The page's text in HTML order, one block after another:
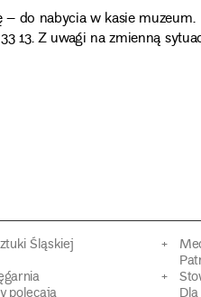
do nabycia w kasie muzeum.
13. Z uwagi na zmienną
Śląskiej